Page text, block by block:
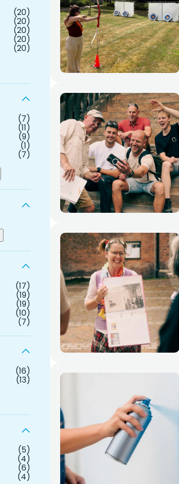
(20)
(20)
(20)
(20)
(20)
(7)
(11)
(9)
(1)
(7)
(17)
(19)
(19)
(10)
(7)
(16)
(13)
(5)
(4)
(6)
(4)